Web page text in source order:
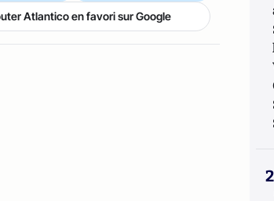
Atlantico en favori sur Google
2